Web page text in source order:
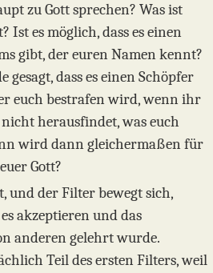
zu Gott sprechen? Was ist
Ist es möglich, dass es einen
gibt, der euren Namen kennt?
dass es einen Schöpfer
euch bestrafen wird, wenn ihr
herausfindet, was euch
wird dann gleichermaßen für
Gott?
und der Filter bewegt sich,
akzeptieren und das
anderen gelehrt wurde.
Teil des ersten Filters, weil